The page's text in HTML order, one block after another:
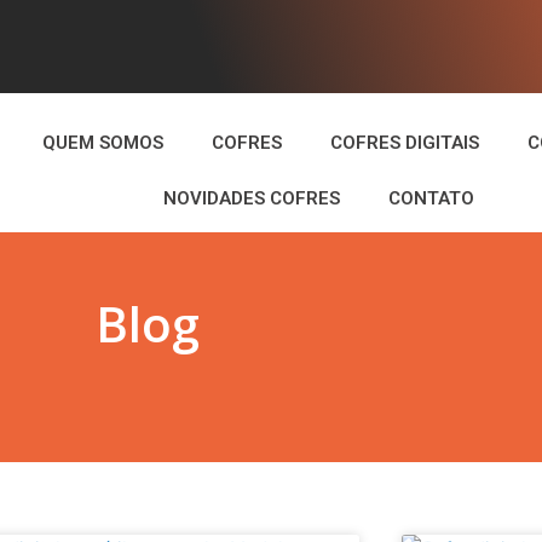
QUEM SOMOS COFRES COFRES DIGITAIS
NOVIDADES COFRES CONTATO
Blog